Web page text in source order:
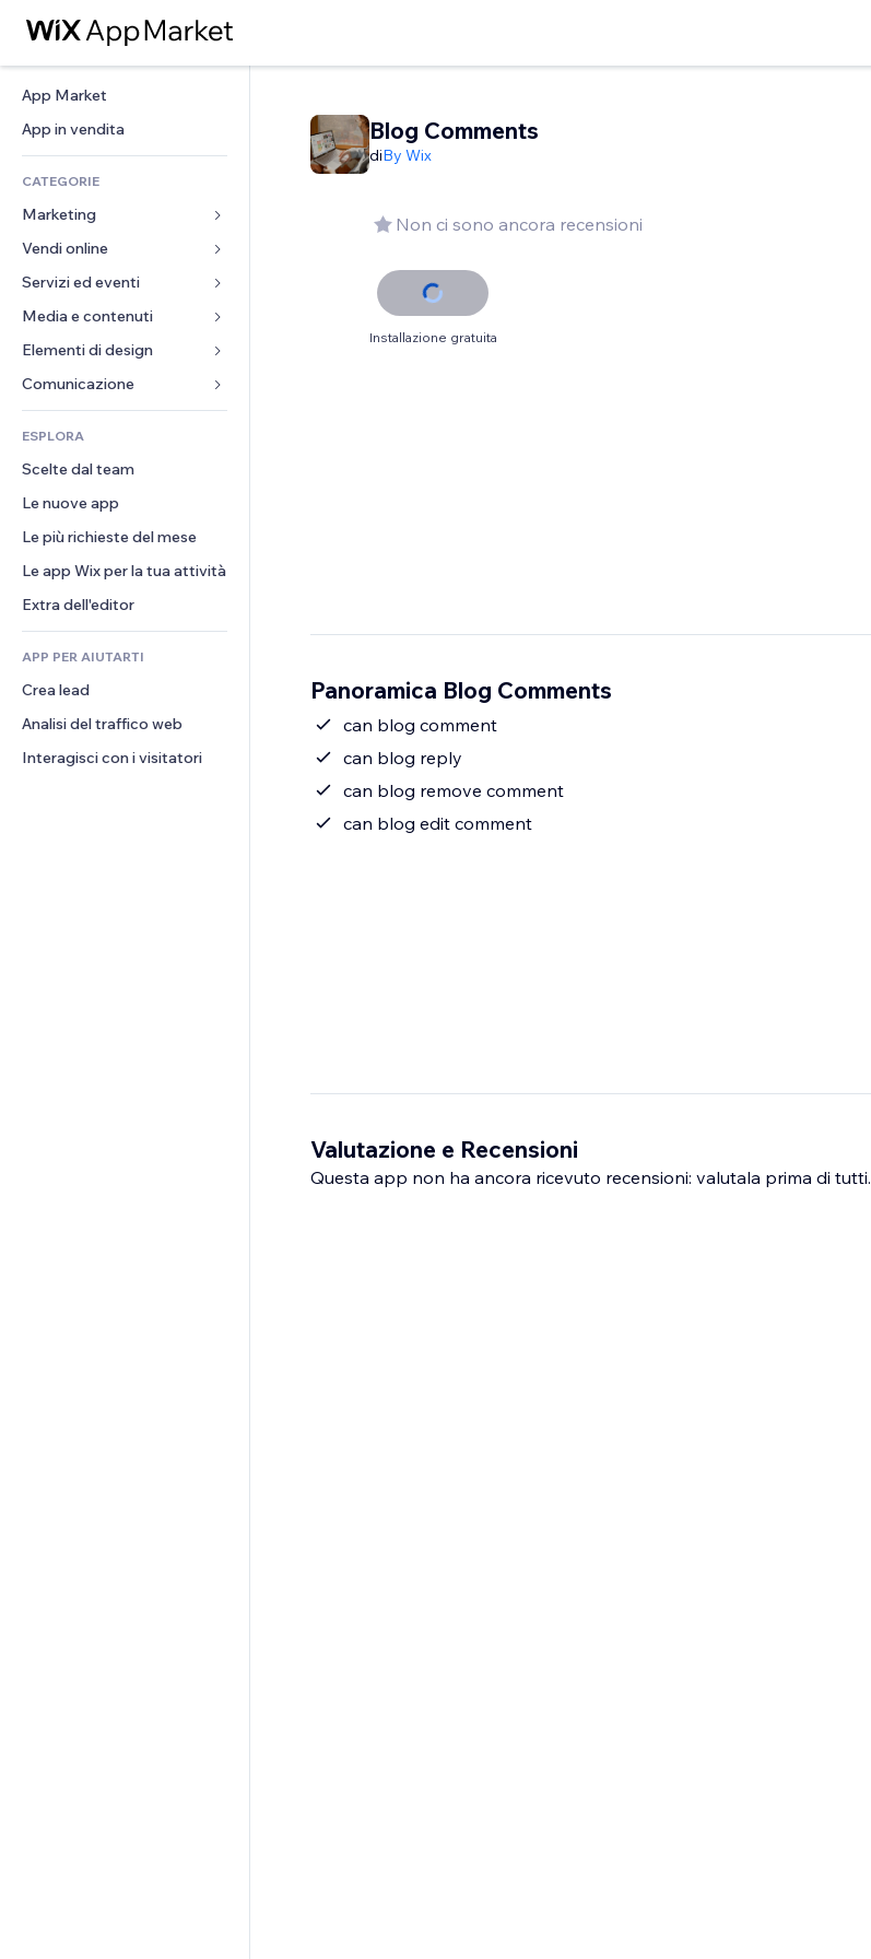
App Market
App in vendita
CATEGORIE
Marketing
Inserzioni
Mobile
Dati analitici
Inserzioni sito
Email
Vendi online
App per Stores
Spedizione e consegna
Tasti Vendi
Amministrazione
Buoni e programmi fedeltà
Servizi ed eventi
Hotel
Eventi
Ristoranti
Immobiliare
Prenotazioni
Media e contenuti
Galleria
Musica
Podcast
Fotografia
Video
PDF
Condivisione file
Elementi di design
Mappe e navigazione
Privacy e sicurezza
Orologio
Template per pagine
Effetti immagine
Tasti e menu
Banner e badge
Calcolatrici
Cerca
Meteo
Grafici e tabelle
Moduli
Sondaggi
Chat
Commenti
Telefono
Community
Recensioni e testimonial
CRM
ESPLORA
Scelte dal team
Le nuove app
Le più richieste del mese
Le app Wix per la tua attività
Extra dell'editor
APP PER AIUTARTI
Crea lead
Analisi del traffico web
Interagisci con i visitatori
Blog Comments
diBy Wix
Non ci sono ancora recensioni
Installazione gratuita
Panoramica Blog Comments
can blog comment
can blog reply
can blog remove comment
can blog edit comment
Valutazione e Recensioni
Questa app non ha ancora ricevuto recensioni: valutala prima di tutti.